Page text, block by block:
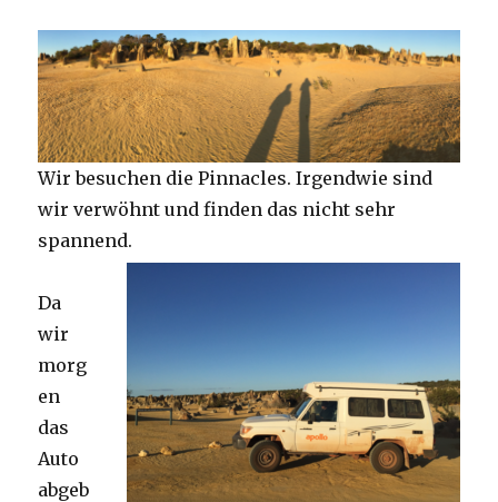
Wir besuchen die Pinnacles. Irgendwie sind
wir verwöhnt und finden das nicht sehr
spannend.
Da
wir
morg
en
das
Auto
abgeb